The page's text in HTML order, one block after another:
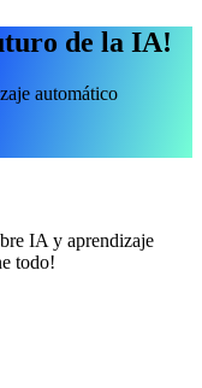
de la IA!
automático
IA y aprendizaje
todo!